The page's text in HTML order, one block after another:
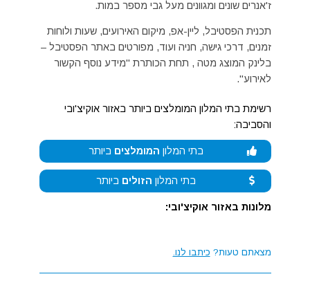
ז'אנרים שונים ומגוונים מעל גבי מספר במות.
תכנית הפסטיבל, ליין-אפ, מיקום האירועים, שעות ולוחות
זמנים, דרכי גישה, חניה ועוד, מפורטים באתר הפסטיבל –
בלינק המוצג מטה , תחת הכותרת "מידע נוסף הקשור
לאירוע".
רשימת בתי המלון המומלצים ביותר באזור אוקיצ'ובי
והסביבה:
בתי המלון המומלצים ביותר
בתי המלון הזולים ביותר
מלונות באזור אוקיצ'ובי:
מצאתם טעות? כיתבו לנו.